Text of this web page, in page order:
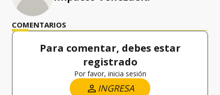
COMENTARIOS
Para comentar, debes estar
registrado
Por favor, inicia sesión
INGRESA